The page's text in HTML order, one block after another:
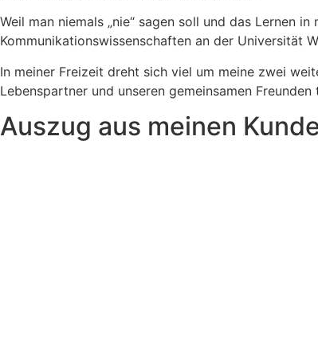
Weil man niemals „nie“ sagen soll und das Lernen
Kommunikationswissenschaften an der Universität
In meiner Freizeit dreht sich viel um meine zwei
Lebenspartner und unseren gemeinsamen Freunden
Auszug aus meinen